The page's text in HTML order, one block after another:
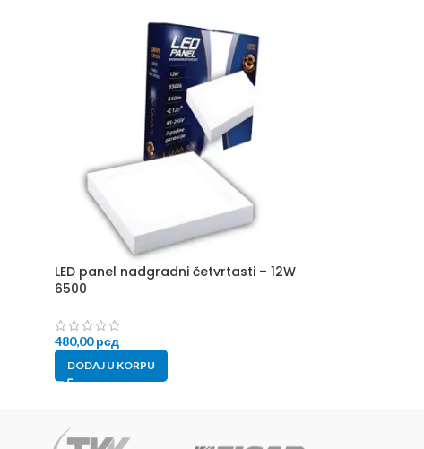
LED panel nadgradni četvrtasti – 12W
6500
480,00рсд
DODAJ U KORPU